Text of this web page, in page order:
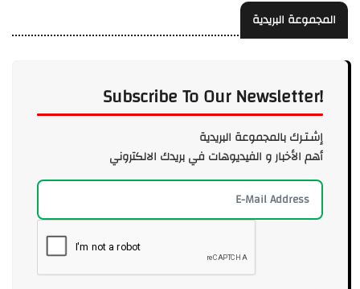
المجموعة البريدية
Subscribe To Our Newsletter!
إشـتـرك بالمجموعة البريدية
أهم الأخبار و الفيديوهات في بريدك الالكتروني